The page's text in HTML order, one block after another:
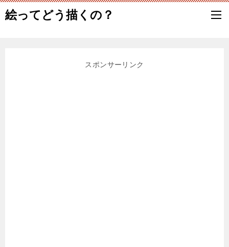
絵ってどう描くの？
スポンサーリンク